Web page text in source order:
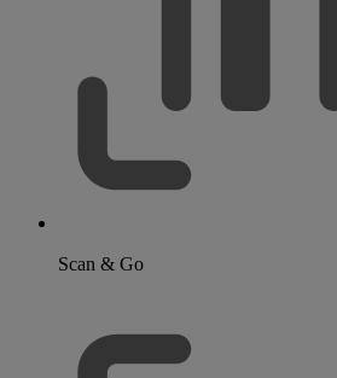
Scan & Go